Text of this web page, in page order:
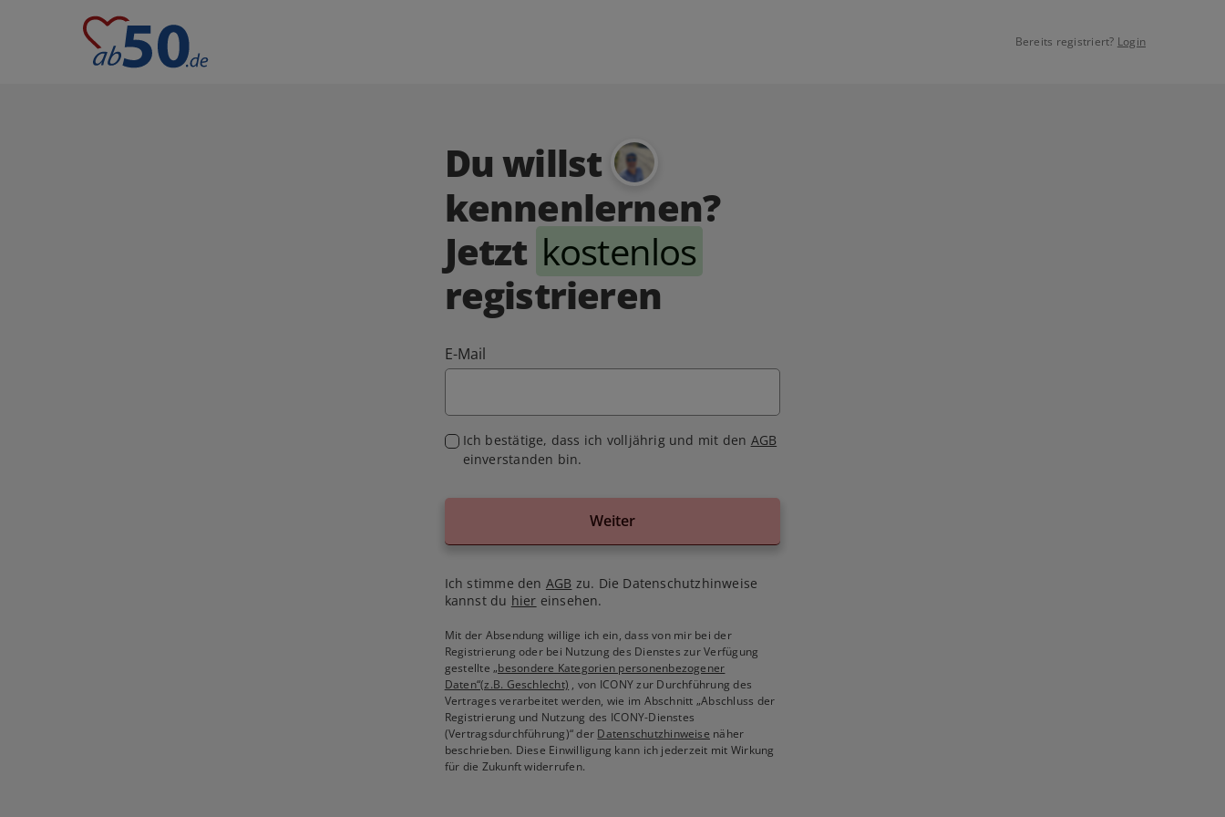
Bereits registriert? Login
Du willst
kennenlernen?
Jetzt kostenlos
registrieren
E-Mail
Ich bestätige, dass ich volljährig und mit den AGB
einverstanden bin.
Weiter
Ich stimme den AGB zu. Die Datenschutzhinweise
kannst du hier einsehen.
Mit der Absendung willige ich ein, dass von mir bei der
Registrierung oder bei Nutzung des Dienstes zur Verfügung
gestellte„besondere Kategorien personenbezogener
Daten“(z.B. Geschlecht) , von ICONY zur Durchführung des
Vertrages verarbeitet werden, wie im Abschnitt „Abschluss der
Registrierung und Nutzung des ICONY-Dienstes
(Vertragsdurchführung)“ der Datenschutzhinweise näher
beschrieben. Diese Einwilligung kann ich jederzeit mit Wirkung
für die Zukunft widerrufen.